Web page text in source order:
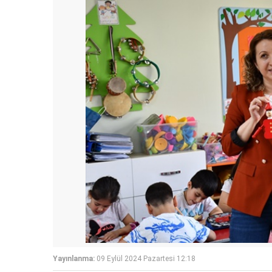
Yayınlanma: 09 Eylül 2024 Pazartesi 12:18